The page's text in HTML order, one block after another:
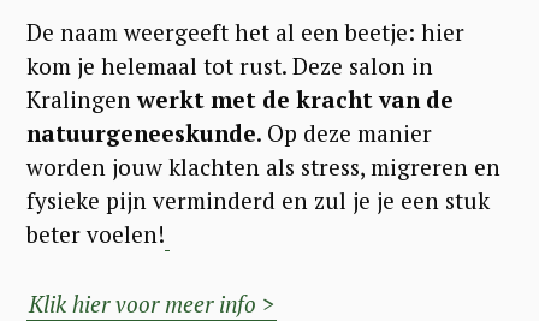
De naam weergeeft het al een beetje: hier
kom je helemaal tot rust. Deze salon in
Kralingenwerkt met de kracht van de
natuurgeneeskunde. Op deze manier
worden jouw klachten als stress, migreren en
fysieke pijn verminderd en zul je je een stuk
beter voelen!
Klik hier voor meer info >